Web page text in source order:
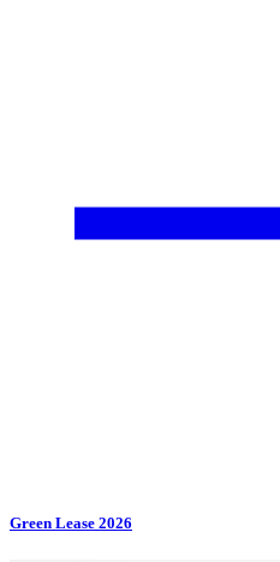
Green Lease 2026